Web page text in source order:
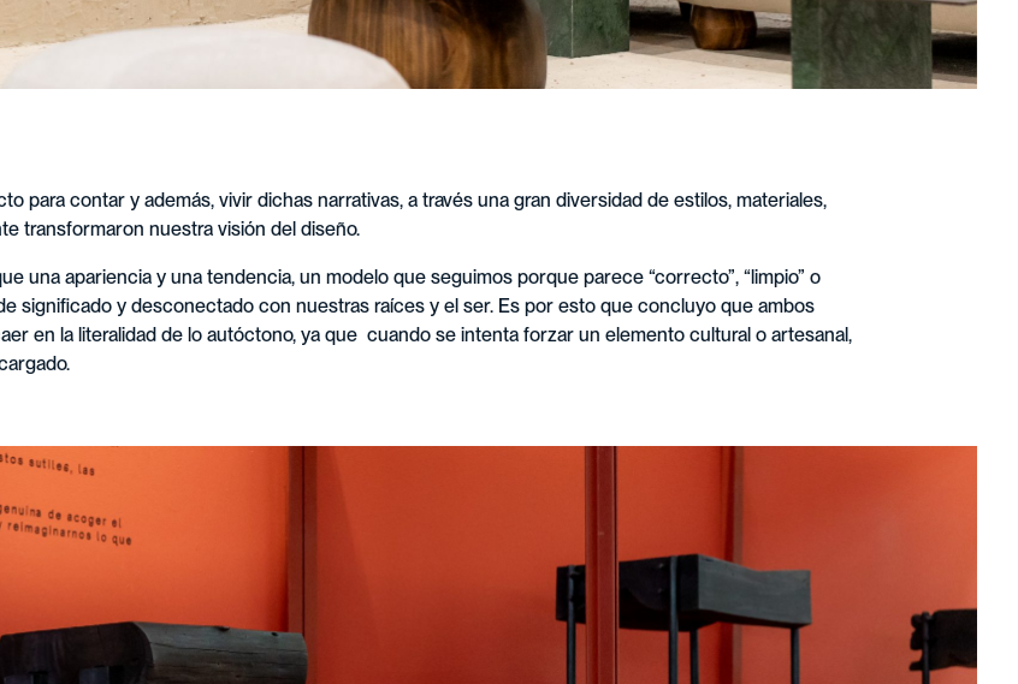
para contar y además, vivir dichas narrativas, a través una gran diversidad de estilos, materiales,
transformaron nuestra visión del diseño.
una apariencia y una tendencia, un modelo que seguimos porque parece “correcto”, “limpio” o
significado y desconectado con nuestras raíces y el ser. Es por esto que concluyo que ambos
en la literalidad de lo autóctono, ya que cuando se intenta forzar un elemento cultural o artesanal,